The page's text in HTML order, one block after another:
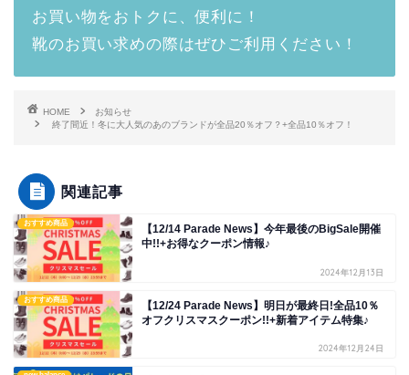
お買い物をおトクに、便利に！
靴のお買い求めの際はぜひご利用ください！
HOME
お知らせ
終了間近！冬に大人気のあのブランドが全品20％オフ？+全品10％オフ！
関連記事
おすすめ商品
【12/14 Parade News】今年最後のBigSale開催
中!!+お得なクーポン情報♪
2024年12月13日
おすすめ商品
【12/24 Parade News】明日が最終日!全品10％
オフクリスマスクーポン!!+新着アイテム特集♪
2024年12月24日